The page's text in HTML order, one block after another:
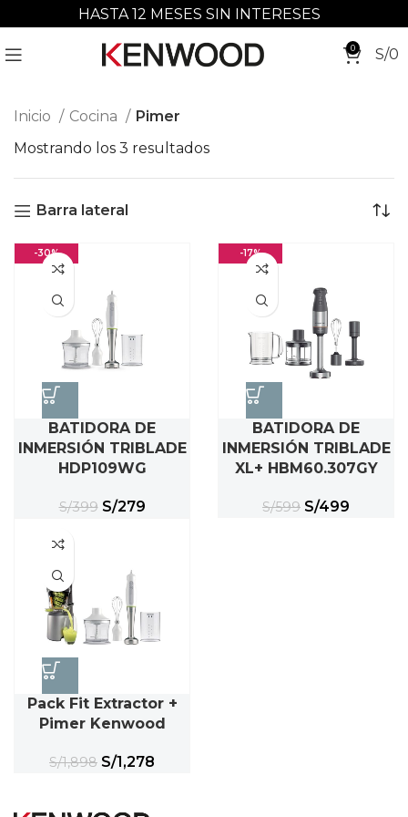
HASTA 12 MESES SIN INTERESES
0 S/0
Inicio Cocina
Pimer
Mostrando los 3 resultados
Barra lateral
-30%
BATIDORA DE
INMERSIÓN TRIBLADE
HDP109WG
S/399 S/279
-17%
BATIDORA DE
INMERSIÓN TRIBLADE
XL+ HBM60.307GY
S/599 S/499
Pack Fit Extractor +
Pimer Kenwood
S/1,898 S/1,278